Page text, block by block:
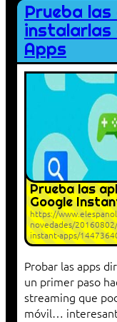
Prueba
Apps
Prueba las
Google
https://
novedades/
instant-apps/
Probar las apps
un primer paso
streaming que
móvil…